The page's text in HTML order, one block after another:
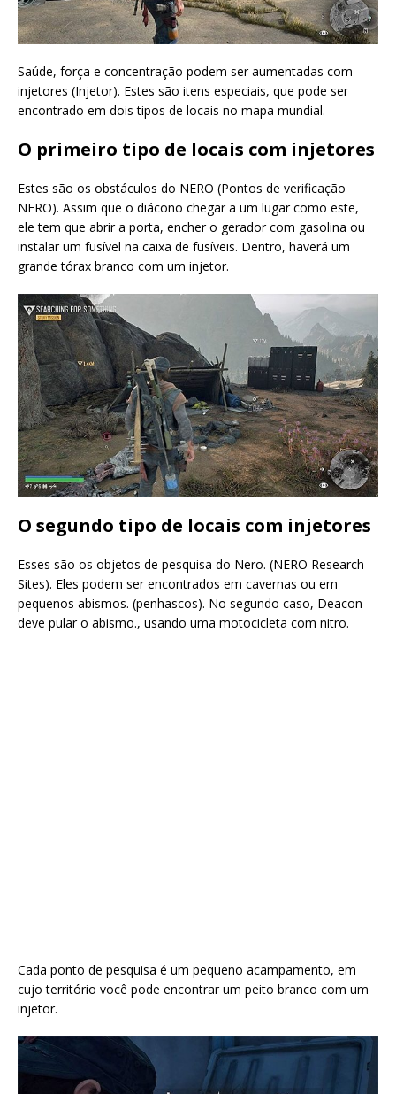
Saúde, força e concentração podem ser aumentadas com
injetores (Injetor). Estes são itens especiais, que pode ser
encontrado em dois tipos de locais no mapa mundial.
O primeiro tipo de locais com injetores
Estes são os obstáculos do NERO (Pontos de verificação
NERO). Assim que o diácono chegar a um lugar como este,
ele tem que abrir a porta, encher o gerador com gasolina ou
instalar um fusível na caixa de fusíveis. Dentro, haverá um
grande tórax branco com um injetor.
O segundo tipo de locais com injetores
Esses são os objetos de pesquisa do Nero. (NERO Research
Sites). Eles podem ser encontrados em cavernas ou em
pequenos abismos. (penhascos). No segundo caso, Deacon
deve pular o abismo., usando uma motocicleta com nitro.
Cada ponto de pesquisa é um pequeno acampamento, em
cujo território você pode encontrar um peito branco com um
injetor.